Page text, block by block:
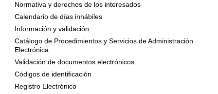
Normativa y derechos de los interesados
Calendario de días inhábiles
Información y validación
Catálogo de Procedimientos y Servicios de Administración
Electrónica
Validación de documentos electrónicos
Códigos de identificación
Registro Electrónico